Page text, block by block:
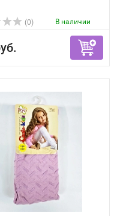
(0)
В наличии